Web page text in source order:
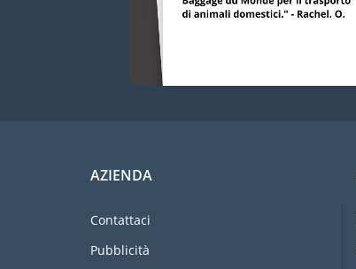
AZIENDA
Contattaci
Pubblicità